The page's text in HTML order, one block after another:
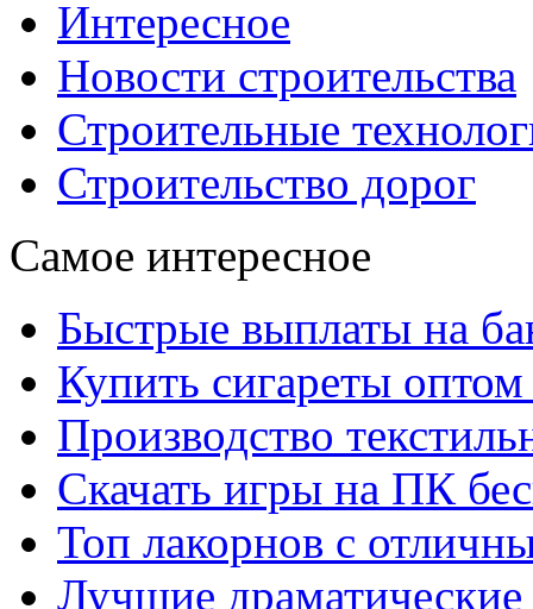
Интересное
Новости строительства
Строительные
Строительство дорог
Самое интересное
Быстрые выплаты на
Купить сигареты
Производство
Скачать игры на ПК
Топ лакорнов с
Лучшие